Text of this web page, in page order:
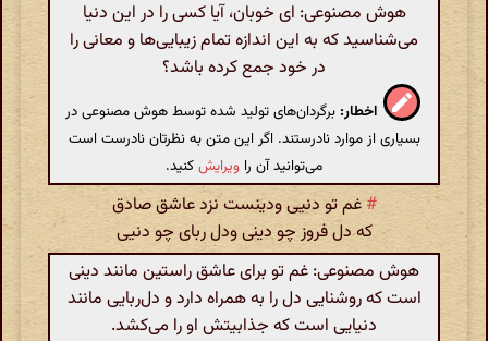
هوش مصنوعی: ای خوبان، آیا کسی را در این دنیا
می‌شناسید که به این اندازه تمام زیبایی‌ها و معانی را
در خود جمع کرده باشد؟
اخطار: برگردان‌های تولید شده توسط هوش مصنوعی در
بسیاری از موارد نادرستند. اگر این متن به نظرتان نادرست است
می‌توانید آن را ویرایشکنید.
# غم تو دنیی ودینست نزد عاشق صادق
که دل فروز چو دینی ودل ربای چو دنیی
هوش مصنوعی: غم تو برای عاشق راستین مانند دینی
است که روشنایی دل را به همراه دارد و دل‌ربایی مانند
دنیایی است که جذابیتش او را می‌کشد.